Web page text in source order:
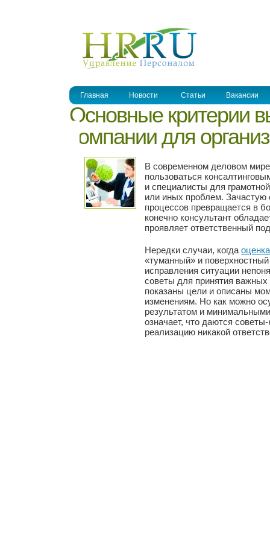
Главная Новости Статьи Вакансии
Основные критерии
компании для
В современном деловом
пользоваться
и специалисты для
или иных проблем. Зачастую
процессов превращается в
конечно консультант
проявляет ответственный
Нередки случаи, когда оценка
«туманный» и
исправления ситуации
советы для принятия
показаны цели и описаны
изменениям. Но как можно
результатом и
означает, что даются
реализацию никакой